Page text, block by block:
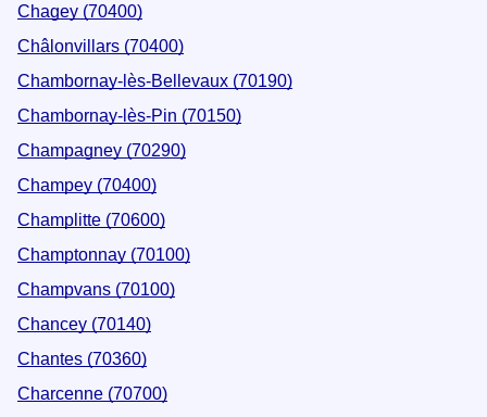
Chagey (70400)
Châlonvillars (70400)
Chambornay-lès-Bellevaux (70190)
Chambornay-lès-Pin (70150)
Champagney (70290)
Champey (70400)
Champlitte (70600)
Champtonnay (70100)
Champvans (70100)
Chancey (70140)
Chantes (70360)
Charcenne (70700)